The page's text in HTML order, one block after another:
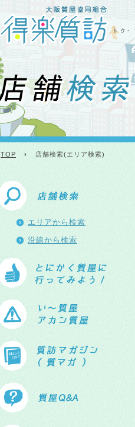
TOP › 店舗検索(エリア検索)
エリアから検索
沿線から検索